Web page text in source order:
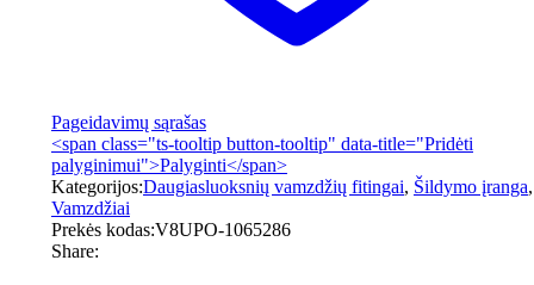
Pageidavimų sąrašas
<span class="ts-tooltip button-tooltip" data-title="Pridėti
palyginimui">Palyginti</span>
Kategorijos:Daugiasluoksnių vamzdžių fitingai, Šildymo įranga,
Vamzdžiai
Prekės kodas:V8UPO-1065286
Share: